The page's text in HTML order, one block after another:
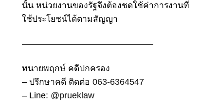
นั้น หน่วยงานของรัฐจึงต้องชดใช้ค่าการงานที่
ใช้ประโยชน์ได้ตามสัญญา
———————————————
ทนายพฤกษ์ คดีปกครอง
– ปรึกษาคดี ติดต่อ 063-6364547
– Line: @prueklaw